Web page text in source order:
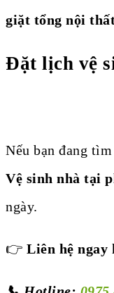
giặt tổng nội
Đặt lịch vệ
Nếu bạn đang
Vệ sinh nhà tại
ngày.
👉 Liên hệ ngay